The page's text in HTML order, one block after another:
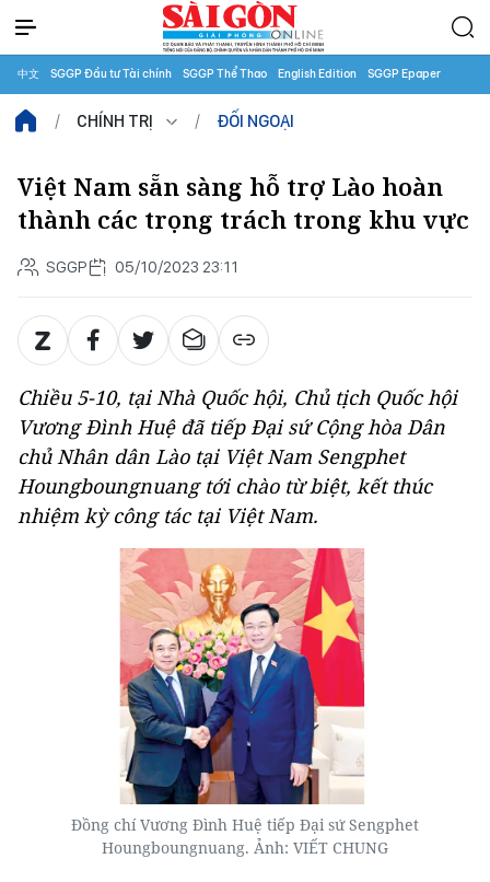
中文 SGGP Đầu tư Tài chính SGGP Thể Thao English Edition SGGP Epaper
CHÍNH TRỊ ĐỐI NGOẠI
Việt Nam sẵn sàng hỗ trợ Lào hoàn
thành các trọng trách trong khu vực
SGGP 05/10/2023 23:11
Chiều 5-10, tại Nhà Quốc hội, Chủ tịch Quốc hội
Vương Đình Huệ đã tiếp Đại sứ Cộng hòa Dân
chủ Nhân dân Lào tại Việt Nam Sengphet
Houngboungnuang tới chào từ biệt, kết thúc
nhiệm kỳ công tác tại Việt Nam.
Đồng chí Vương Đình Huệ tiếp Đại sứ Sengphet
Houngboungnuang. Ảnh: VIẾT CHUNG